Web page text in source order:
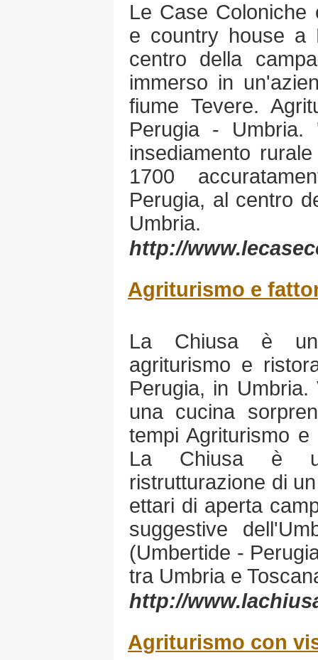
Le Case Coloniche
e country house a
centro della
immerso in
fiume Tevere.
Perugia -
insediamento
1700
Perugia, al centro
Umbria.
http://
Agriturismo e
La Chiusa è
agriturismo e
Perugia, in
una cucina
tempi Agriturismo
La Chiusa è
ristrutturazione di
ettari di aperta
suggestive
(Umbertide -
tra Umbria e
http://
Agriturismo con